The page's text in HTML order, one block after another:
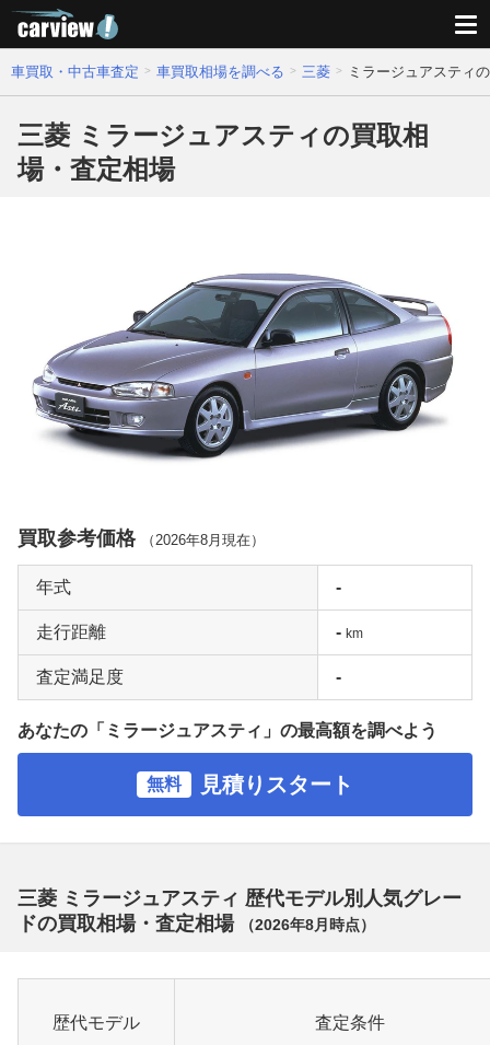
車買取・中古車査定 車買取相場を調べる 三菱 ミラージュアスティ
三菱 ミラージュアスティの買取相
場・査定相場
買取参考価格 （ 2026年8月 現在）
年式 -
走行距離 - km
査定満足度 -
あなたの「ミラージュアスティ」の最高額を調べよう
無料 見積りスタート
三菱 ミラージュアスティ 歴代モデル別人気グレー
ドの買取相場・査定相場
（2026年8月 時点）
歴代モデル 査定条件